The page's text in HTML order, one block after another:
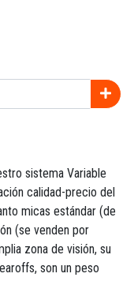
sistema Variable
calidad-precio del
micas estándar (de
(se venden por
zona de visión, su
son un peso